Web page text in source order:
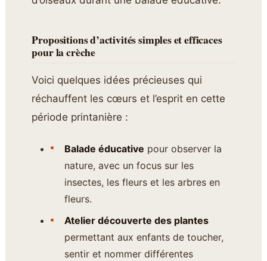
Propositions d’activités simples et efficaces
pour la crèche
Voici quelques idées précieuses qui
réchauffent les cœurs et l’esprit en cette
période printanière :
Balade éducative pour observer la
nature, avec un focus sur les
insectes, les fleurs et les arbres en
fleurs.
Atelier découverte des plantes
permettant aux enfants de toucher,
sentir et nommer différentes